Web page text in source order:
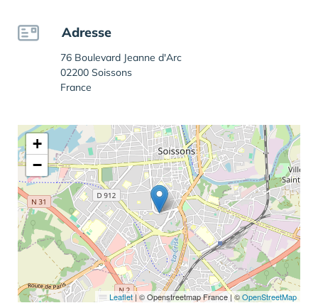
Adresse
76 Boulevard Jeanne d'Arc
02200 Soissons
France
+
−
Leaflet|© Openstreetmap France | ©OpenStreetMap